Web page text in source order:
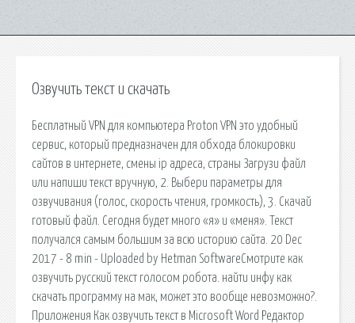
Озвучить текст и скачать
Бесплатный VPN для компьютера Proton VPN это удобный
сервис, который предназначен для обхода блокировки
сайтов в интернете, смены ip адреса, страны Загрузи файл
или напиши текст вручную, 2. Выбери параметры для
озвучивания (голос, скорость чтения, громкость), 3. Скачай
готовый файл. Сегодня будет много «я» и «меня». Текст
получался самым большим за всю историю сайта. 20 Dec
2017 - 8 min - Uploaded by Hetman SoftwareСмотрите как
озвучить русский текст голосом робота. найти инфу как
скачать программу на мак, может это вообще невозможно? .
Приложения Как озвучить текст в Microsoft Word Редактор